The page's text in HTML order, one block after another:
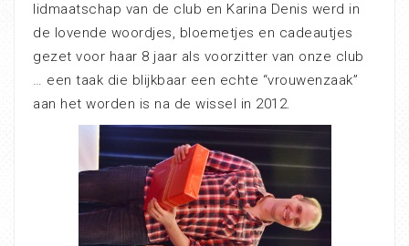
lidmaatschap van de club en Karina Denis werd in
de lovende woordjes, bloemetjes en cadeautjes
gezet voor haar 8 jaar als voorzitter van onze club
… een taak die blijkbaar een echte “vrouwenzaak”
aan het worden is na de wissel in 2012.